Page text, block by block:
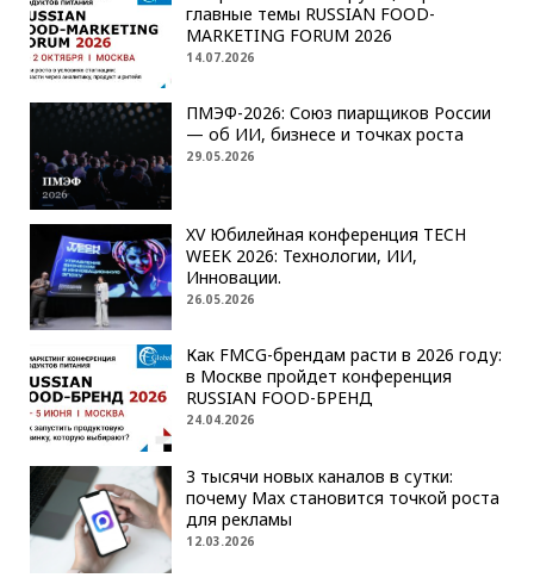
главные темы RUSSIAN FOOD-
MARKETING FORUM 2026
14.07.2026
ПМЭФ-2026: Союз пиарщиков России
— об ИИ, бизнесе и точках роста
29.05.2026
XV Юбилейная конференция TECH
WEEK 2026: Технологии, ИИ,
Инновации.
26.05.2026
Как FMCG-брендам расти в 2026 году:
в Москве пройдет конференция
RUSSIAN FOOD-БРЕНД
24.04.2026
3 тысячи новых каналов в сутки:
почему Max становится точкой роста
для рекламы
12.03.2026